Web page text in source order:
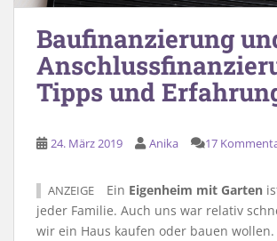
Baufinanzierung
Tipps und
24. März 2019 Anika 17
ANZEIGE Ein Eigenheim mit Garten
jeder Familie. Auch uns war relativ
wir ein Haus kaufen oder bauen wollen.